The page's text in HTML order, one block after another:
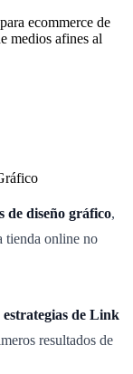
ecommerce de
medios afines al
de diseño gráfico,
tienda online no
estrategias de Link
resultados de